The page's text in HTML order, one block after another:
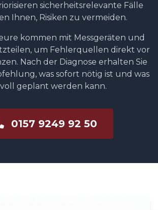
sicherheitsrelevante Fälle
Ihnen, Risiken zu vermeiden.
kommen mit Messgeräten und
um Fehlerquellen direkt vor
Nach der Diagnose erhalten Sie
was sofort nötig ist und was
geplant werden kann.
0157 9249 92 50